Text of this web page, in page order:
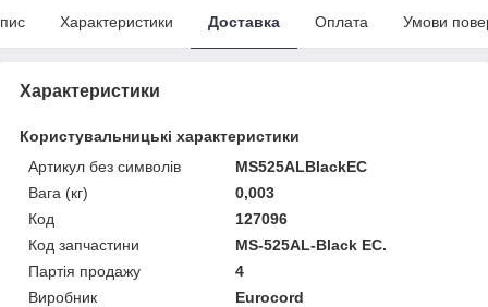
Характеристики Доставка Оплата Умови
Характеристики
Користувальницькі характеристики
Артикул без символів
MS525ALBlackЕС
Вага (кг)
0,003
Код
127096
Код запчастини
MS-525AL-Black ЕС.
Партія продажу
4
Виробник
Eurocord